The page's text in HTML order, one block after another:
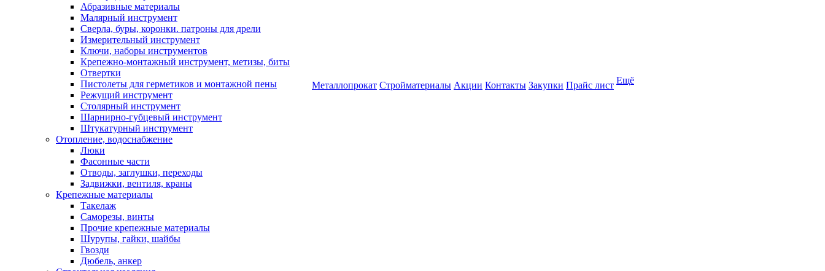
Абразивные материалы
Малярный инструмент
Сверла, буры, коронки. патроны для дрели
Измерительный инструмент
Ключи, наборы инструментов
Крепежно-монтажный инструмент, метизы, биты
Отвертки
Пистолеты для герметиков и монтажной пены
Режущий инструмент
Столярный инструмент
Шарнирно-губцевый инструмент
Штукатурный инструмент
Отопление, водоснабжение
Люки
Фасонные части
Отводы, заглушки, переходы
Задвижки, вентиля, краны
Крепежные материалы
Такелаж
Саморезы, винты
Прочие крепежные материалы
Шурупы, гайки, шайбы
Гвозди
Дюбель, анкер
Металлопрокат Стройматериалы Акции Контакты Закупки Прайс лист Ещё